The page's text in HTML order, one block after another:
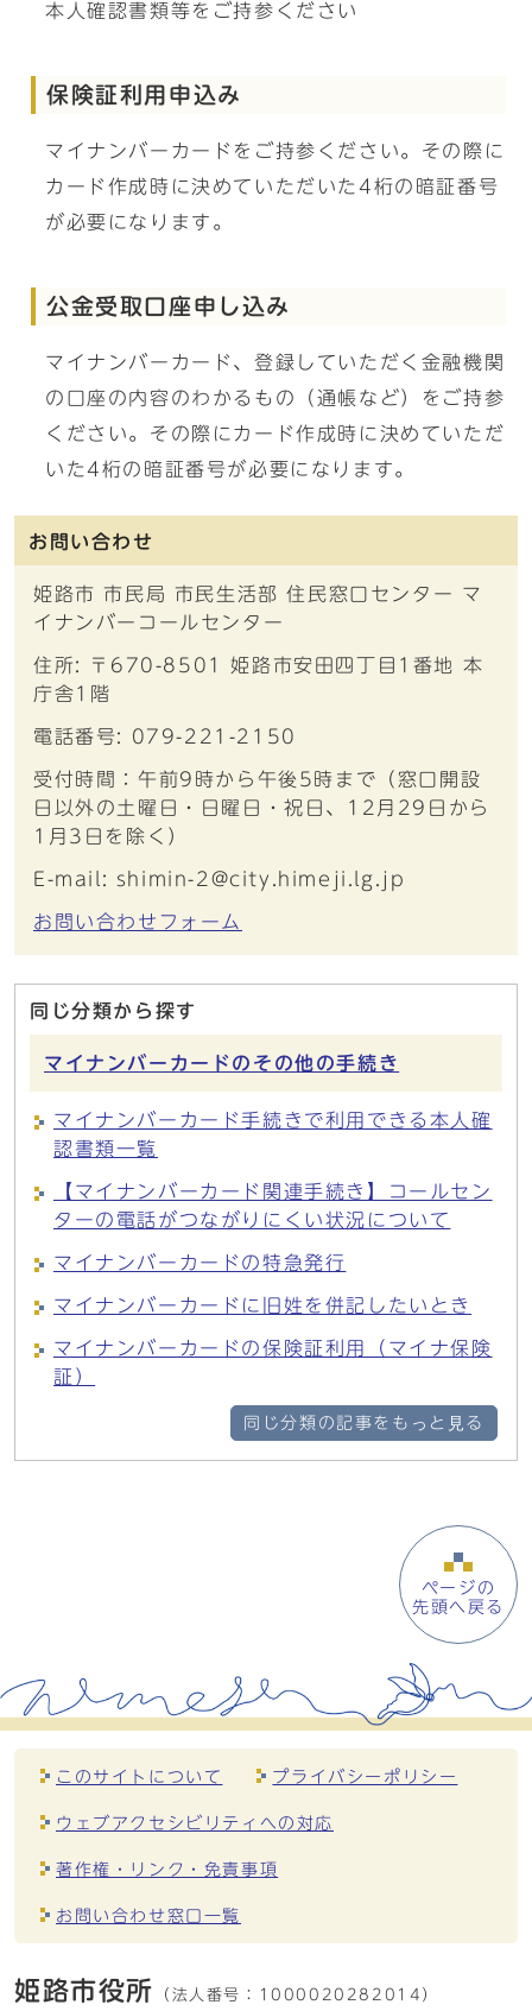
本人確認書類等をご持参ください
保険証利用申込み
マイナンバーカードをご持参ください。その際に
カード作成時に決めていただいた4桁の暗証番号
が必要になります。
公金受取口座申し込み
マイナンバーカード、登録していただく金融機関
の口座の内容のわかるもの（通帳など）をご持参
ください。その際にカード作成時に決めていただ
いた4桁の暗証番号が必要になります。
お問い合わせ
姫路市 市民局 市民生活部 住民窓口センター マ
イナンバーコールセンター
住所: 〒670-8501 姫路市安田四丁目1番地 本
庁舎1階
電話番号: 079-221-2150
受付時間：午前9時から午後5時まで（窓口開設
日以外の土曜日・日曜日・祝日、12月29日から
1月3日を除く）
E-mail: shimin-2@city.himeji.lg.jp
お問い合わせフォーム
同じ分類から探す
マイナンバーカードのその他の手続き
マイナンバーカード手続きで利用できる本人確
認書類一覧
【マイナンバーカード関連手続き】コールセン
ターの電話がつながりにくい状況について
マイナンバーカードの特急発行
マイナンバーカードに旧姓を併記したいとき
マイナンバーカードの保険証利用（マイナ保険
証）
同じ分類の記事をもっと見る
ページの
先頭へ戻る
このサイトについて プライバシーポリシー
ウェブアクセシビリティへの対応
著作権・リンク・免責事項
お問い合わせ窓口一覧
姫路市役所 （法人番号： 1000020282014）